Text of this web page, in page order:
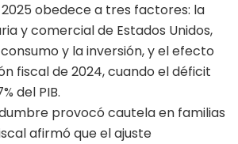
obedece a tres factores: la
y comercial de Estados Unidos,
y la inversión, y el efecto
fiscal de 2024, cuando el déficit
del PIB.
provocó cautela en familias
afirmó que el ajuste